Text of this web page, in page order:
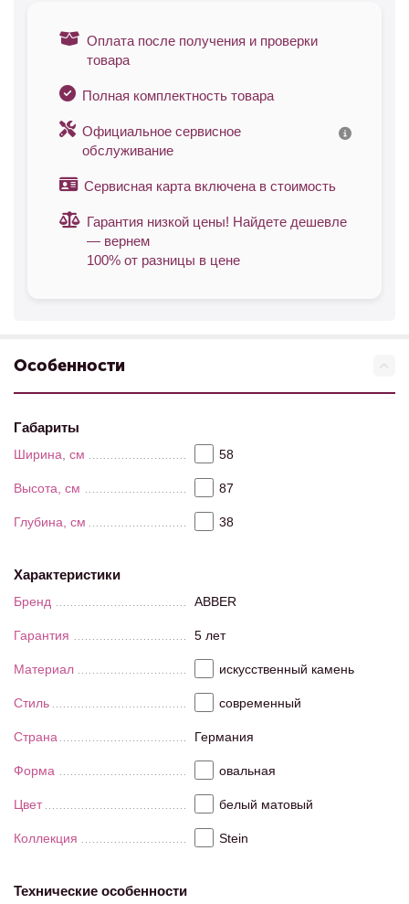
Оплата после получения и проверки
товара
Полная комплектность товара
Официальное сервисное
обслуживание
Сервисная карта включена в стоимость
Гарантия низкой цены! Найдете дешевле
— вернем
100% от разницы в цене
Особенности
Габариты
Ширина, см 58
Высота, см 87
Глубина, см 38
Характеристики
Бренд ABBER
Гарантия 5 лет
Материал искусственный камень
Стиль современный
Страна Германия
Форма овальная
Цвет белый матовый
Коллекция Stein
Технические особенности